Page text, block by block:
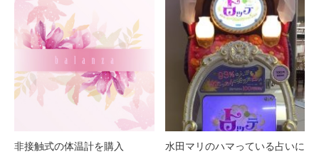
非接触式の体温計を購入
水田マリのハマっている占いに